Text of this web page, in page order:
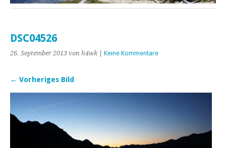
DSC04526
26. September 2013 von h4wk| Keine Kommentare
← Vorheriges Bild